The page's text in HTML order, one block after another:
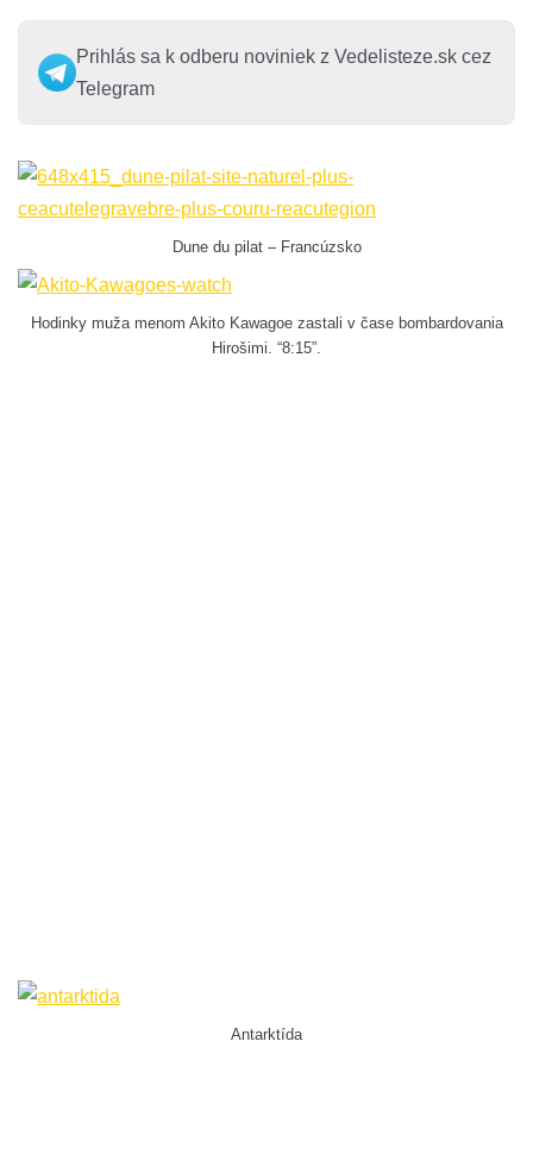
Prihlás sa k odberu noviniek z Vedelisteze.sk cez
Telegram
Dune du pilat – Francúzsko
Hodinky muža menom Akito Kawagoe zastali v čase bombardovania
Hirošimi. “8:15”.
Antarktída